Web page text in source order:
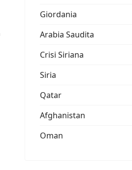
Giordania
Arabia Saudita
Crisi Siriana
Siria
Qatar
Afghanistan
Oman